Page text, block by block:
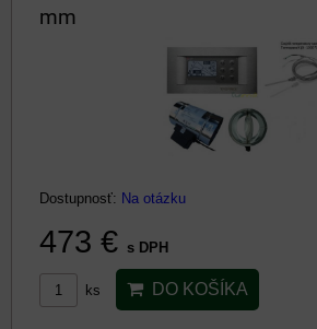
mm
Dostupnosť: Na otázku
473 € s DPH
ks DO KOŠÍKA